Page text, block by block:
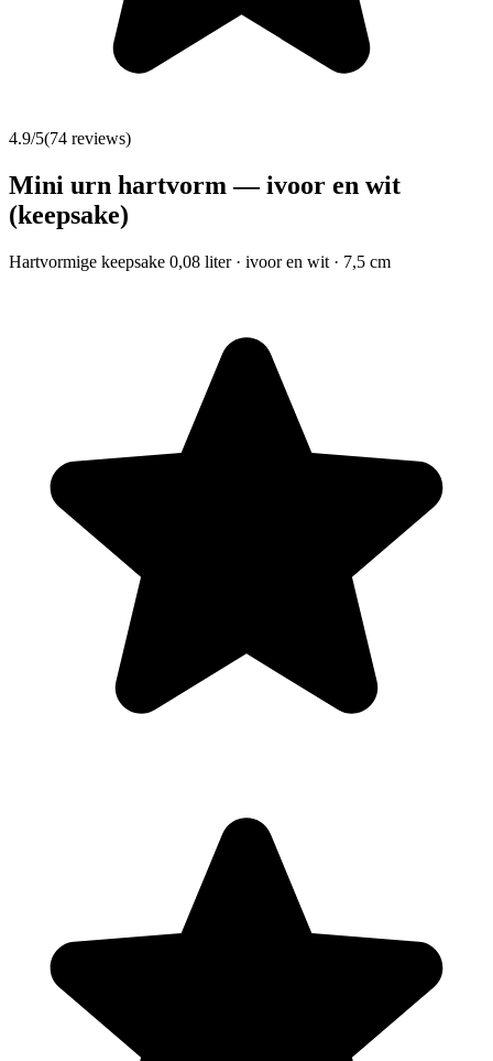
4.9/5(74 reviews)
Mini urn hartvorm — ivoor en wit
(keepsake)
Hartvormige keepsake 0,08 liter · ivoor en wit · 7,5 cm